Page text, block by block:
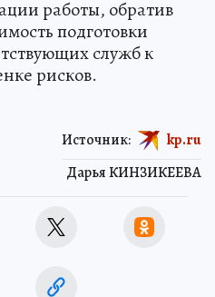
работы, обратив
подготовки
служб к
рисков.
Дарья КИНЗИКЕЕВА
Источник: kp.ru